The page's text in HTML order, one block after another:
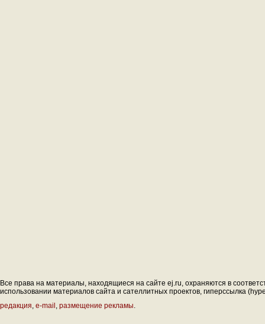
Все права на материалы, находящиеся на сайте ej.ru, охраняются в
использовании материалов сайта и сателлитных проектов, гиперссылка
редакция, e-mail , размещение рекламы.